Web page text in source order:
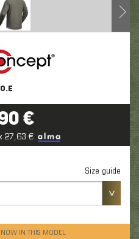
€
27,63 €
Size guide
IN THIS MODEL